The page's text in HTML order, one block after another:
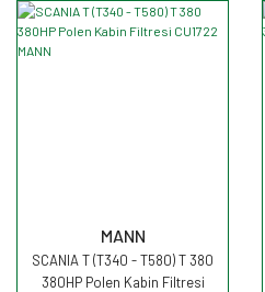
MANN
SCANIA T (T340 - T580) T 380
380HP Polen Kabin Filtresi